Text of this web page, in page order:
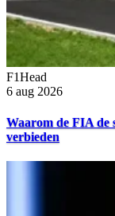
F1Head
6 aug 2026
Waarom de FIA de
verbieden